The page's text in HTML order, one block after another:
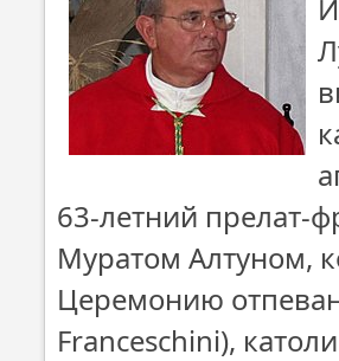
63-летний прелат-
Муратом Алтуном,
Церемонию
Franceschini),